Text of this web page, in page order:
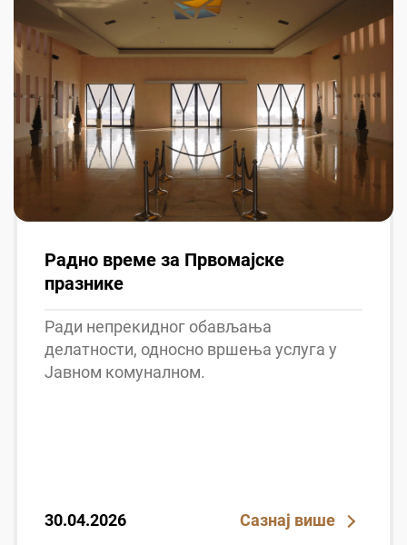
Радно време за Првомајске
празнике
Ради непрекидног обављања
делатности, односно вршења услуга у
Јавном комуналном.
30.04.2026 Сазнај више